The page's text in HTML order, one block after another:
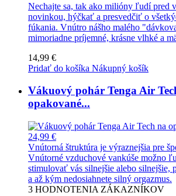
Nechajte sa, tak ako milióny ľudí pred
novinkou, hýčkať a presvedčiť o
fúkania. Vnútro nášho malého
mimoriadne príjemné, krásne vlhké a
14,99 €
Pridať do košíka Nákupný košík
Vákuový pohár Tenga Air
opakované...
24,99 €
Vnútorná štruktúra je výraznejšia pre
Vnútorné vzduchové vankúše možno
stimulovať vás silnejšie alebo silnejšie,
a až kým nedosiahnete silný orgazmus.
3 HODNOTENIA ZÁKAZNÍKOV